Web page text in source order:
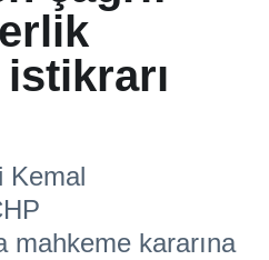
Kemal
mahkeme kararına